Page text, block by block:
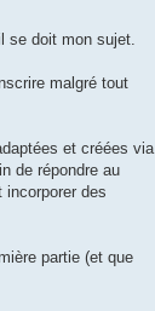
se doit mon sujet.
malgré tout
et créées via
de répondre au
des
partie (et que